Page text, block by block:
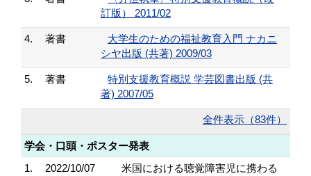
訂版） 2011/02
4. 著書
大学生のための福祉教育入門 ナカニ
シヤ出版 (共著) 2009/03
5. 著書
特別支援教育概説 学芸図書出版 (共
著) 2007/05
全件表示（83件）
学会・口頭・ポスター発表
1.
2022/10/07
米国における聴覚障害児に携わる